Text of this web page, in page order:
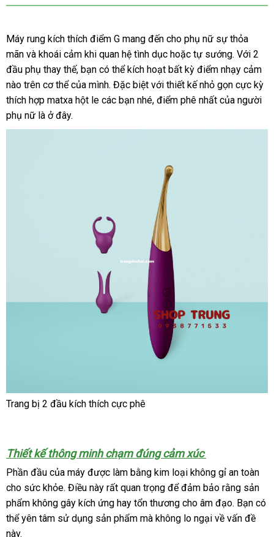
Máy rung kích thích điểm G mang đến cho phụ nữ sự thỏa
mãn hàng
giả
và khoái cảm khi quan hệ tình dục nhận
xét
hoặc tự sướngđăng
ký
. Với 2
đầu phụ thay thếĐức
, bạn xuất
khẩu
có thể kích hoạt bất kỳ điểm nhạy cảm
nào trên cơ thểĐài
Loan
của mìnhbảng
giá
. ở
đâu
Đặc biệt showroom
với thiết kế nhỏ gọn cực kỳ
thích hợp matxa hột le Thái
các bạn địa
nhétham
, điểm phê nhất đánh
của người
phụ nữ là ở đây.
Trang bị 2 đầu kích thích cực phê
Thiết kế thông minh chạm đúng cảm xúc
Phần đầu Mỹ
của máy giá
sỉ
được làm bằng kim loại không gỉ an toàn
cho sức khỏevận
chuyển
. Điều này hàng
Hiệu
rất quan trọng hỗ
trợ
để đảm bảo rằng sản
phẩm không gây kích ứng hay tổn thương cho âm đạochất
lượng
. Bạn mới
có
thể yên tâm sử dụng sản phẩm giá
mà không lo ngại về vấn đề
này.